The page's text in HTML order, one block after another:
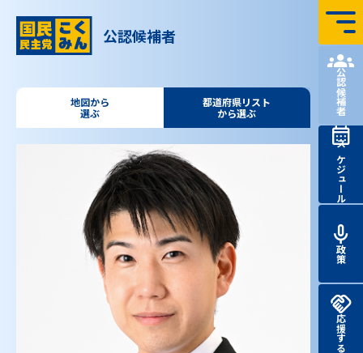
国民民主党 第51回
衆議院議員総選挙 特設サイト
公認候補者
スケジュール
政策
応援する
公認候補者
地図から
選ぶ
都道府県リスト
から選ぶ